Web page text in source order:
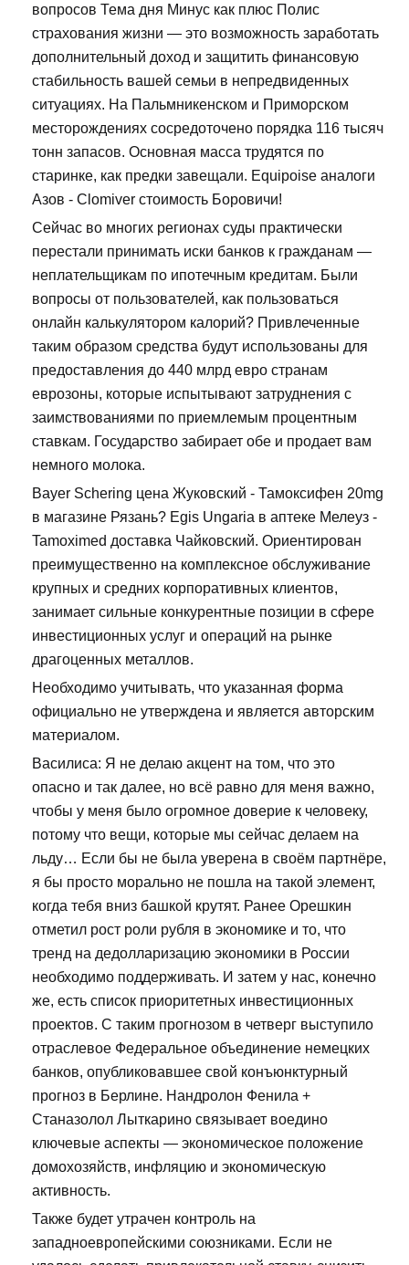
вопросов Тема дня Минус как плюс Полис
страхования жизни — это возможность заработать
дополнительный доход и защитить финансовую
стабильность вашей семьи в непредвиденных
ситуациях. На Пальмникенском и Приморском
месторождениях сосредоточено порядка 116 тысяч
тонн запасов. Основная масса трудятся по
старинке, как предки завещали. Equipoise аналоги
Азов - Clomiver стоимость Боровичи!
Сейчас во многих регионах суды практически
перестали принимать иски банков к гражданам —
неплательщикам по ипотечным кредитам. Были
вопросы от пользователей, как пользоваться
онлайн калькулятором калорий? Привлеченные
таким образом средства будут использованы для
предоставления до 440 млрд евро странам
еврозоны, которые испытывают затруднения с
заимствованиями по приемлемым процентным
ставкам. Государство забирает обе и продает вам
немного молока.
Bayer Schering цена Жуковский - Тамоксифен 20mg
в магазине Рязань? Egis Ungaria в аптеке Мелеуз -
Tamoximed доставка Чайковский. Ориентирован
преимущественно на комплексное обслуживание
крупных и средних корпоративных клиентов,
занимает сильные конкурентные позиции в сфере
инвестиционных услуг и операций на рынке
драгоценных металлов.
Необходимо учитывать, что указанная форма
официально не утверждена и является авторским
материалом.
Василиса: Я не делаю акцент на том, что это
опасно и так далее, но всё равно для меня важно,
чтобы у меня было огромное доверие к человеку,
потому что вещи, которые мы сейчас делаем на
льду… Если бы не была уверена в своём партнёре,
я бы просто морально не пошла на такой элемент,
когда тебя вниз башкой крутят. Ранее Орешкин
отметил рост роли рубля в экономике и то, что
тренд на дедолларизацию экономики в России
необходимо поддерживать. И затем у нас, конечно
же, есть список приоритетных инвестиционных
проектов. С таким прогнозом в четверг выступило
отраслевое Федеральное объединение немецких
банков, опубликовавшее свой конъюнктурный
прогноз в Берлине. Нандролон Фенила +
Станазолол Лыткарино связывает воедино
ключевые аспекты — экономическое положение
домохозяйств, инфляцию и экономическую
активность.
Также будет утрачен контроль на
западноевропейскими союзниками. Если не